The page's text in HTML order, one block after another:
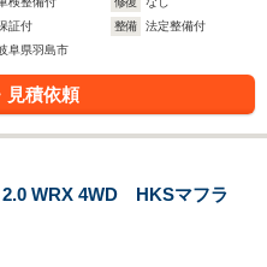
証付 整備
法定整備付
阜県羽島市
見積依頼
WRX 4WD HKSマフラ